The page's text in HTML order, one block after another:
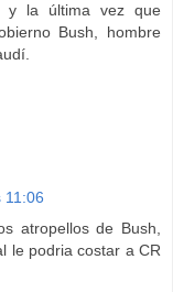
y la última vez que
Bush, hombre
11:06
atropellos de Bush,
le podria costar a CR